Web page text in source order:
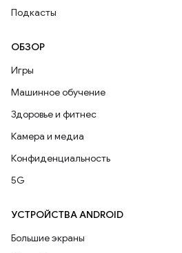
Подкасты
ОБЗОР
Игры
Машинное обучение
Здоровье и фитнес
Камера и медиа
Конфиденциальность
5G
УСТРОЙСТВА ANDROID
Большие экраны